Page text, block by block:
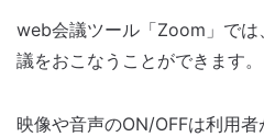
web会議ツール「Zoom」では
議をおこなうことができます。
映像や音声のON/OFFは利用